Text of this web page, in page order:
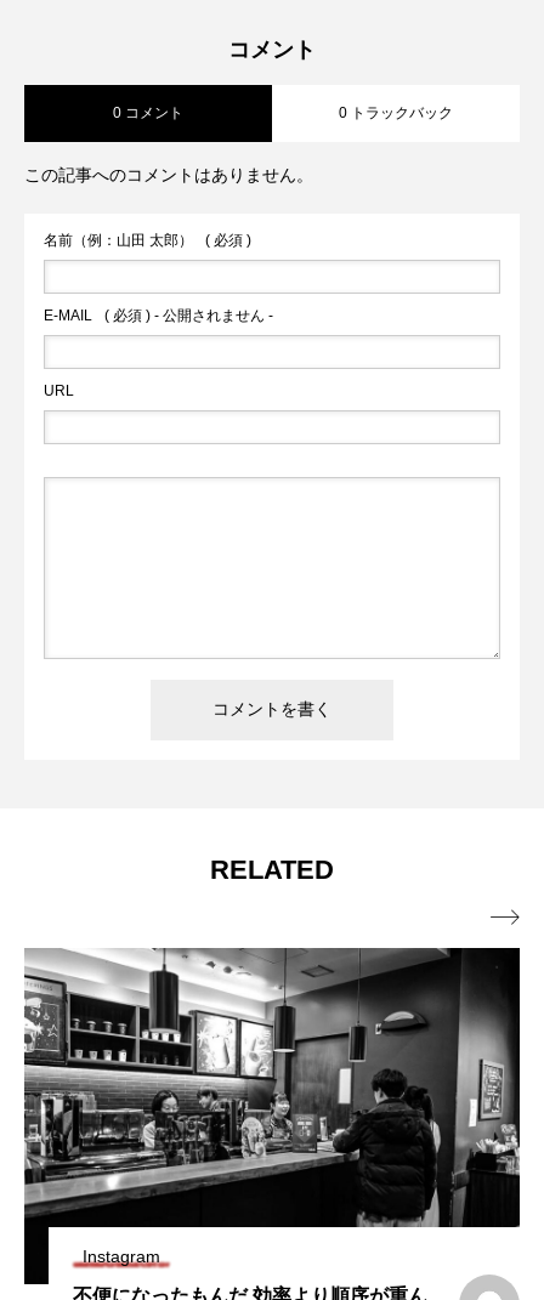
コメント
0 コメント 0 トラックバック
この記事へのコメントはありません。
名前（例：山田 太郎） ( 必須 )
E-MAIL ( 必須 ) - 公開されません -
URL
RELATED
Instagram
